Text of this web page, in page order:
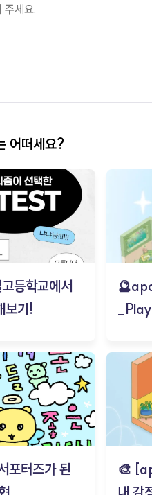
어떠세요?
등학교에서
보기!
포터즈가 된
🎨